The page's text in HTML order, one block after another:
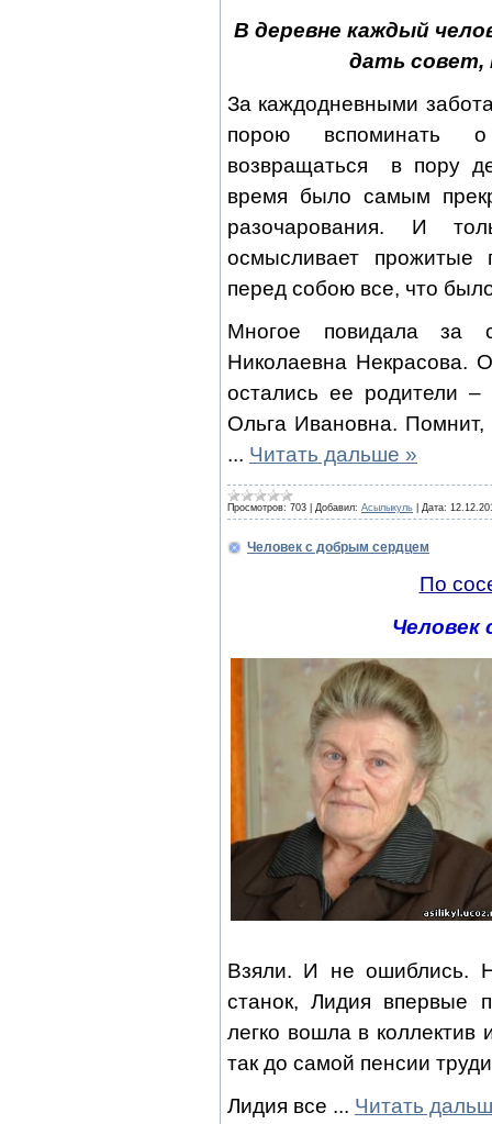
В деревне каждый
дать
За каждодневными
порою вспоминать
возвращаться
в пору
время было самым
разочарования. И
осмысливает прожитые
перед собою все, что
Многое повидала за
Николаевна Некрасова.
остались ее родители
Ольга Ивановна. Помнит,
... Читать дальше »
Просмотров: 703 Добавил: Асылыкуль Дата:
Человек с добрым сердцем
По
Человек
Взяли. И не ошиблись.
станок, Лидия впервые
легко вошла в коллектив
так до самой пенсии
Лидия все ... Читать